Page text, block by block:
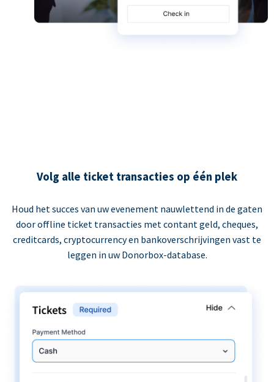
Volg alle ticket transacties op één plek
Houd het succes van uw evenement nauwlettend in de gaten
door offline ticket transacties met contant geld, cheques,
creditcards, cryptocurrency en bankoverschrijvingen vast te
leggen in uw Donorbox-database.